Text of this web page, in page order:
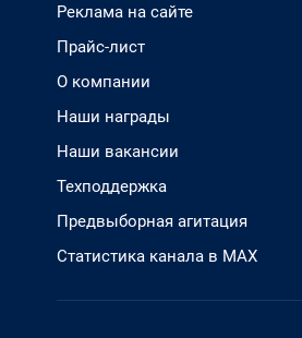
Реклама на сайте
Прайс-лист
О компании
Наши награды
Наши вакансии
Техподдержка
Предвыборная агитация
Статистика канала в MAX